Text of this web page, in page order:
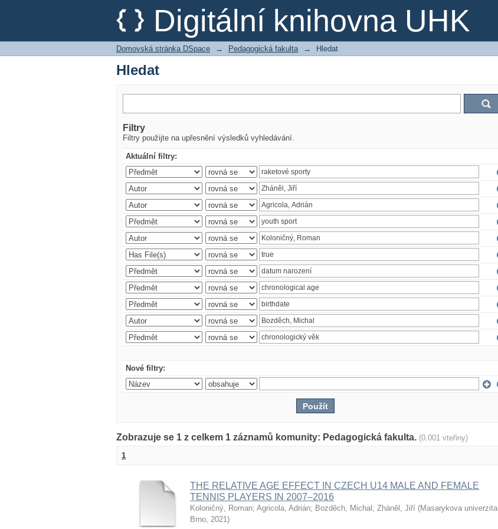
Digitální knihovna UHK
Hledat
Domovská stránka DSpace → Pedagogická fakulta → Hledat
Hledat
Filtry
Filtry použijte na upřesnění výsledků vyhledávání.
Aktuální filtry:
Nové filtry:
Zobrazuje se 1 z celkem 1 záznamů komunity: Pedagogická fakulta. (0.001 vteřiny)
1
THE RELATIVE AGE EFFECT IN CZECH U14 MALE AND FEMALE
TENNIS PLAYERS IN 2007–2016
Koloničný, Roman; Agricola, Adrián; Bozděch, Michal ; Zháněl, Jiří (Masarykova univerzita
Brno, 2021)